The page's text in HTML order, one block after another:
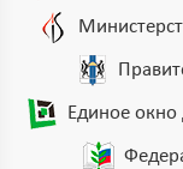
Единое окно